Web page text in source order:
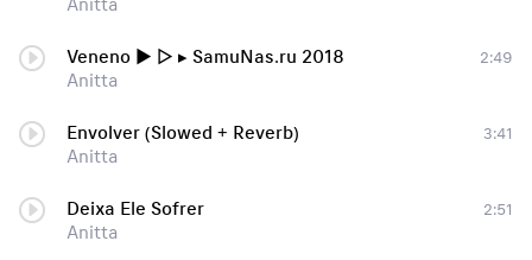
Anitta
Veneno ▶ ▷ ▸ SamuNas.ru 2018
Anitta
2:49
Envolver (Slowed + Reverb)
Anitta
3:41
Deixa Ele Sofrer
Anitta
2:51